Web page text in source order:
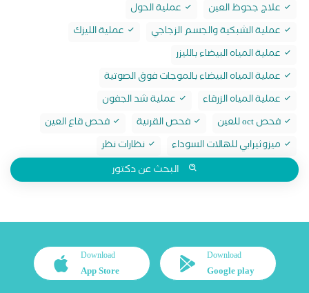
علاج جحوظ العين
عملية الحول
عملية الشبكية والجسم الزجاجي
عملية الليزك
عملية المياه البيضاء بالليزر
عملية المياه البيضاء بالموجات فوق الصوتية
عملية المياه الزرقاء
عملية شد الجفون
فحص oct للعين
فحص القرنية
فحص قاع العين
ميزوثيرابي للهالات السوداء
نظارات نظر
البحث عن دكتور
Download
Google play
Download
App Store